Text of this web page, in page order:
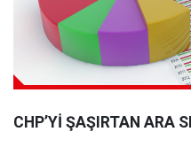
CHP’Yİ ŞAŞIRTAN ARA